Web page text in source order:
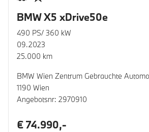
BMW X5 xDrive50e
490 PS/ 360 kW
09.2023
25.000 km
BMW Wien Zentrum Gebrauchte
1190 Wien
Angebotsnr: 2970910
€ 74.990,-